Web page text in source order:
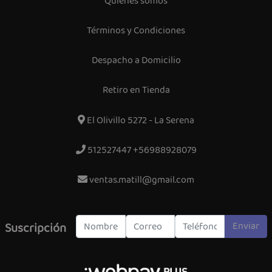
Términos y Condiciones
Despacho a Domicilio
Retiro en Tienda
El Olivillo 5272 - La Serena
512527447 +56988928079
ventas.matill@gmail.com
Suscripción Enviar